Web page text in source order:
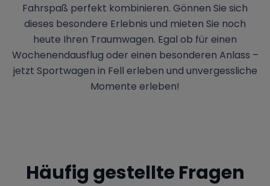
Fahrspaß perfekt kombinieren. Gönnen Sie sich
dieses besondere Erlebnis und mieten Sie noch
heute Ihren Traumwagen. Egal ob für einen
Wochenendausflug oder einen besonderen Anlass –
jetzt Sportwagen in Fell erleben und unvergessliche
Momente erleben!
Häufig gestellte Fragen